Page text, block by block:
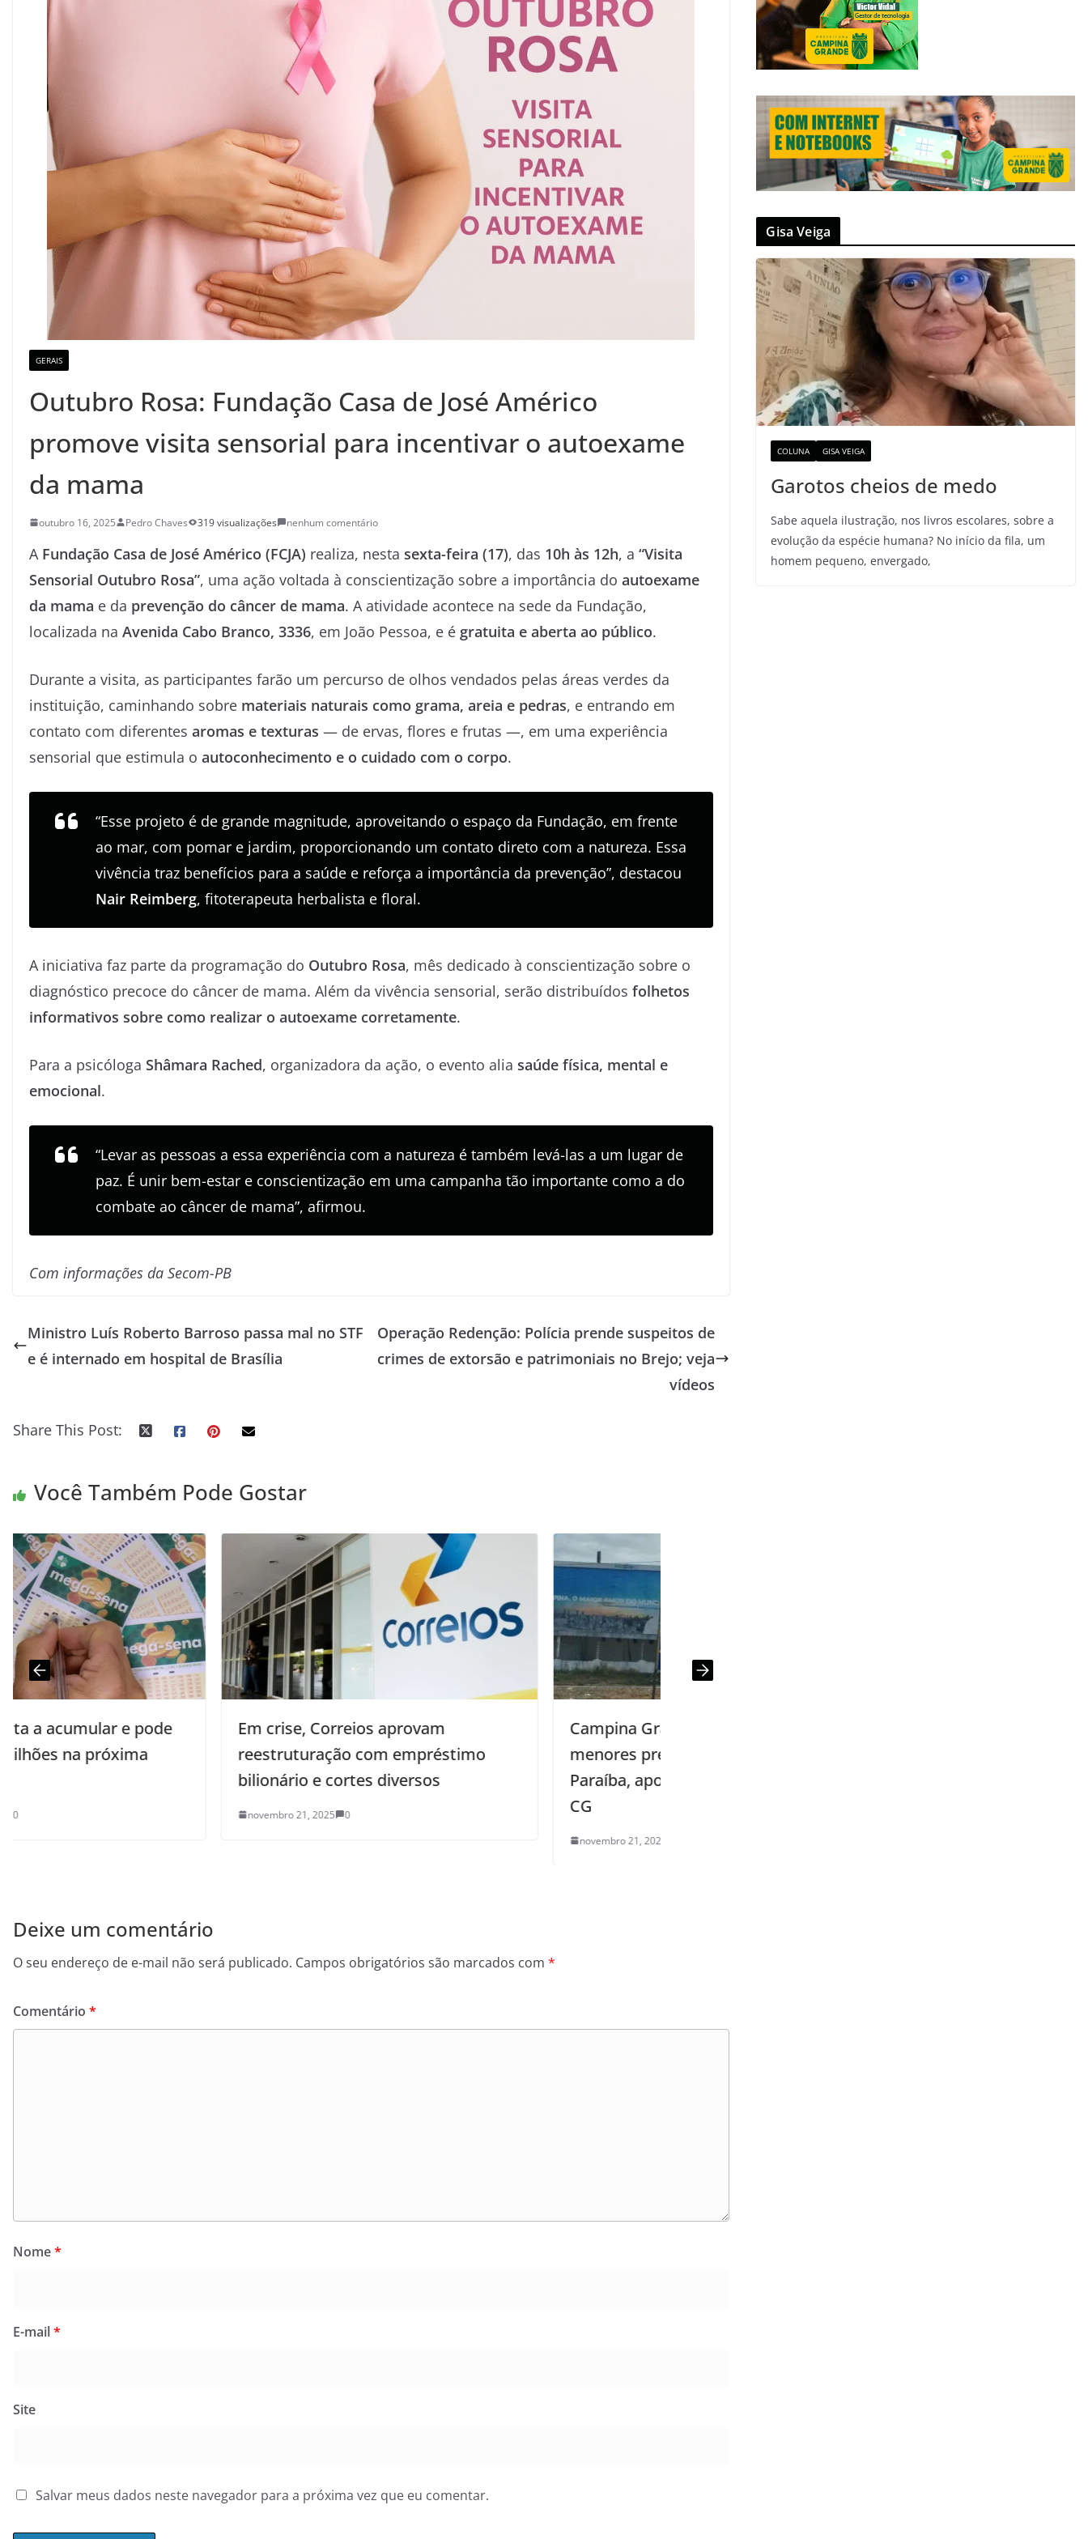
GERAIS
Outubro Rosa: Fundação Casa de José Américo
promove visita sensorial para incentivar o autoexame
da mama
outubro 16, 2025 Pedro Chaves 319 visualizações nenhum comentário
A Fundação Casa de José Américo (FCJA) realiza, nesta sexta-feira (17), das 10h às 12h, a “Visita
Sensorial Outubro Rosa”, uma ação voltada à conscientização sobre a importância do autoexame
da mama e da prevenção do câncer de mama. A atividade acontece na sede da Fundação,
localizada na Avenida Cabo Branco, 3336, em João Pessoa, e é gratuita e aberta ao público.
Durante a visita, as participantes farão um percurso de olhos vendados pelas áreas verdes da
instituição, caminhando sobre materiais naturais como grama, areia e pedras, e entrando em
contato com diferentes aromas e texturas — de ervas, flores e frutas —, em uma experiência
sensorial que estimula o autoconhecimento e o cuidado com o corpo.
“Esse projeto é de grande magnitude, aproveitando o espaço da Fundação, em frente
ao mar, com pomar e jardim, proporcionando um contato direto com a natureza. Essa
vivência traz benefícios para a saúde e reforça a importância da prevenção”, destacou
Nair Reimberg, fitoterapeuta herbalista e floral.
A iniciativa faz parte da programação do Outubro Rosa, mês dedicado à conscientização sobre o
diagnóstico precoce do câncer de mama. Além da vivência sensorial, serão distribuídos folhetos
informativos sobre como realizar o autoexame corretamente.
Para a psicóloga Shâmara Rached, organizadora da ação, o evento alia saúde física, mental e
emocional.
“Levar as pessoas a essa experiência com a natureza é também levá-las a um lugar de
paz. É unir bem-estar e conscientização em uma campanha tão importante como a do
combate ao câncer de mama”, afirmou.
Com informações da Secom-PB
Ministro Luís Roberto Barroso passa mal no STF
e é internado em hospital de Brasília
Operação Redenção: Polícia prende suspeitos de
crimes de extorsão e patrimoniais no Brejo; veja
vídeos
Share This Post:
Você Também Pode Gostar
Em crise, Correios aprovam
reestruturação com empréstimo
bilionário e cortes diversos
Campina Grande mantém um dos
menores preços de gasolina da
Paraíba, aponta pesquisa do Procon-
Deixe um comentário
O seu endereço de e-mail não será publicado. Campos obrigatórios são marcados com *
Comentário *
Nome*
E-mail*
Site
Salvar meus dados neste navegador para a próxima vez que eu comentar.
Gisa Veiga
COLUNA GISA VEIGA
Garotos cheios de medo
Sabe aquela ilustração, nos livros escolares, sobre a
evolução da espécie humana? No início da fila, um
homem pequeno, envergado,